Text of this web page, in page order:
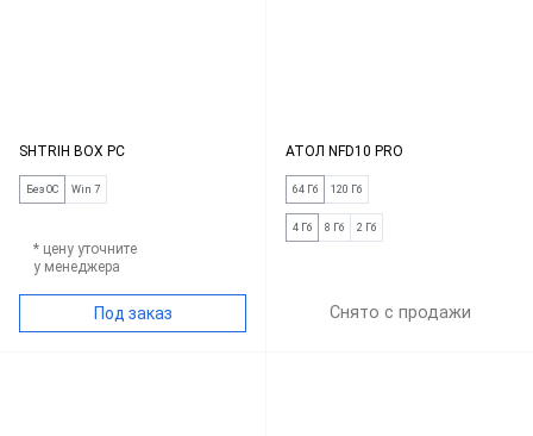
SHTRIH BOX PC
Без ОС Win 7
* цену уточните
у менеджера
Под заказ
АТОЛ NFD10 PRO
64 Гб 120 Гб
4 Гб 8 Гб 2 Гб
Снято с продажи